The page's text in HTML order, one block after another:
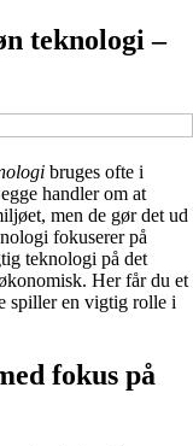
teknologi –
bruges ofte i
handler om at
men de gør det ud
fokuserer på
teknologi på det
Her får du et
spiller en vigtig rolle i
fokus på